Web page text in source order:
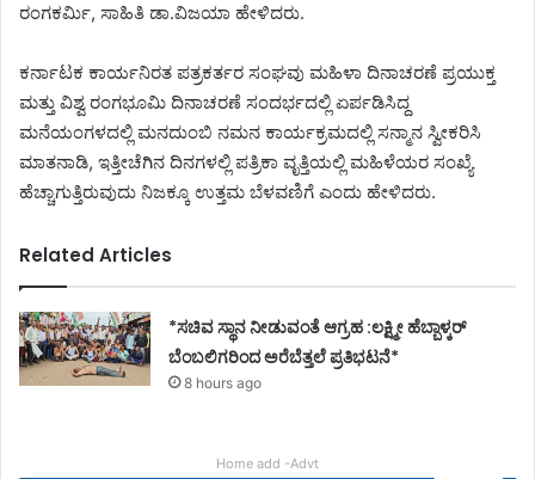
ರಂಗಕರ್ಮಿ, ಸಾಹಿತಿ ಡಾ.ವಿಜಯಾ ಹೇಳಿದರು.
ಕರ್ನಾಟಕ ಕಾರ್ಯನಿರತ ಪತ್ರಕರ್ತರ ಸಂಘವು ಮಹಿಳಾ ದಿನಾಚರಣೆ ಪ್ರಯುಕ್ತ
ಮತ್ತು ವಿಶ್ವ ರಂಗಭೂಮಿ ದಿನಾಚರಣೆ ಸಂದರ್ಭದಲ್ಲಿ ಏರ್ಪಡಿಸಿದ್ದ
ಮನೆಯಂಗಳದಲ್ಲಿ ಮನದುಂಬಿ ನಮನ ಕಾರ್ಯಕ್ರಮದಲ್ಲಿ ಸನ್ಮಾನ ಸ್ವೀಕರಿಸಿ
ಮಾತನಾಡಿ, ಇತ್ತೀಚೆಗಿನ ದಿನಗಳಲ್ಲಿ ಪತ್ರಿಕಾ ವೃತ್ತಿಯಲ್ಲಿ ಮಹಿಳೆಯರ ಸಂಖ್ಯೆ
ಹೆಚ್ಚಾಗುತ್ತಿರುವುದು ನಿಜಕ್ಕೂ ಉತ್ತಮ ಬೆಳವಣಿಗೆ ಎಂದು ಹೇಳಿದರು.
Related Articles
*ಸಚಿವ ಸ್ಥಾನ ನೀಡುವಂತೆ ಆಗ್ರಹ :ಲಕ್ಷ್ಮೀ ಹೆಬ್ಬಾಳ್ಕರ್
ಬೆಂಬಲಿಗರಿಂದ ಅರೆಬೆತ್ತಲೆ ಪ್ರತಿಭಟನೆ*
8 hours ago
Home add -Advt